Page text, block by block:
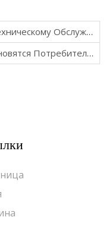
Производственной Линии Напитков
Тенденцией